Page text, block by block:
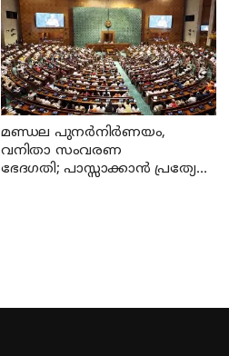
മണ്ഡല പുനർനിർണയം,
വനിതാ സംവരണ
ഭേദഗതി; പാസ്സാക്കാൻ പ്രത്യേക